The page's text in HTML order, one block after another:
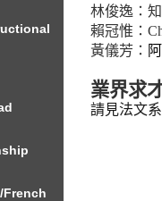
French
林俊逸：
賴冠惟：
黃儀芳 ：
業界求
請見法文